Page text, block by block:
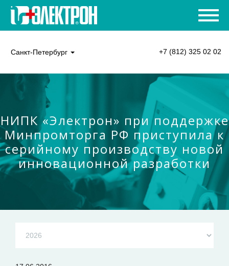
Санкт-Петербург +7 (812) 325 02 02
НИПК «Электрон» при поддержке
Минпромторга РФ приступила к
серийному производству новой
инновационной разработки